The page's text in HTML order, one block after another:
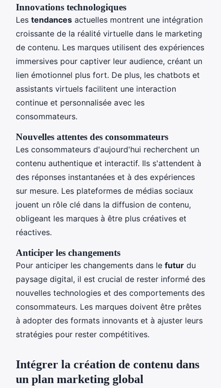
Innovations technologiques
Les tendances actuelles montrent une intégration
croissante de la réalité virtuelle dans le marketing
de contenu. Les marques utilisent des expériences
immersives pour captiver leur audience, créant un
lien émotionnel plus fort. De plus, les chatbots et
assistants virtuels facilitent une interaction
continue et personnalisée avec les
consommateurs.
Nouvelles attentes des consommateurs
Les consommateurs d'aujourd'hui recherchent un
contenu authentique et interactif. Ils s'attendent à
des réponses instantanées et à des expériences
sur mesure. Les plateformes de médias sociaux
jouent un rôle clé dans la diffusion de contenu,
obligeant les marques à être plus créatives et
réactives.
Anticiper les changements
Pour anticiper les changements dans le futur du
paysage digital, il est crucial de rester informé des
nouvelles technologies et des comportements des
consommateurs. Les marques doivent être prêtes
à adopter des formats innovants et à ajuster leurs
stratégies pour rester compétitives.
Intégrer la création de contenu dans
un plan marketing global